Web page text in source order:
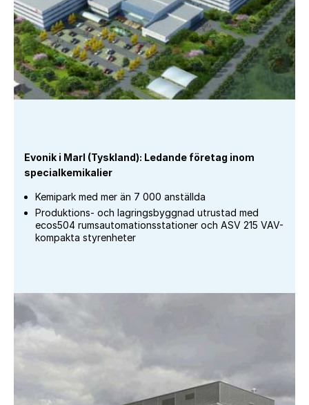
Evonik i Marl (Tyskland): Ledande företag inom
specialkemikalier
Kemipark med mer än 7 000 anställda
Produktions- och lagringsbyggnad utrustad med
ecos504 rumsautomationsstationer och ASV 215 VAV-
kompakta styrenheter